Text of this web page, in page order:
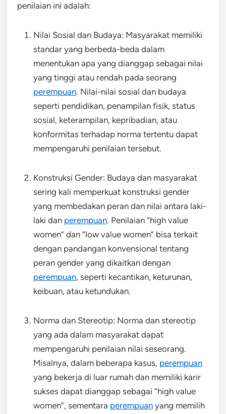
penilaian ini adalah:
Nilai Sosial dan Budaya: Masyarakat memiliki
standar yang berbeda-beda dalam
menentukan apa yang dianggap sebagai nilai
yang tinggi atau rendah pada seorang
perempuan. Nilai-nilai sosial dan budaya
seperti pendidikan, penampilan fisik, status
sosial, keterampilan, kepribadian, atau
konformitas terhadap norma tertentu dapat
mempengaruhi penilaian tersebut.
Konstruksi Gender: Budaya dan masyarakat
sering kali memperkuat konstruksi gender
yang membedakan peran dan nilai antara laki-
laki dan perempuan. Penilaian “high value
women” dan “low value women” bisa terkait
dengan pandangan konvensional tentang
peran gender yang dikaitkan dengan
perempuan, seperti kecantikan, keturunan,
keibuan, atau ketundukan.
Norma dan Stereotip: Norma dan stereotip
yang ada dalam masyarakat dapat
mempengaruhi penilaian nilai seseorang.
Misalnya, dalam beberapa kasus, perempuan
yang bekerja di luar rumah dan memiliki karir
sukses dapat dianggap sebagai “high value
women”, sementara perempuan yang memilih